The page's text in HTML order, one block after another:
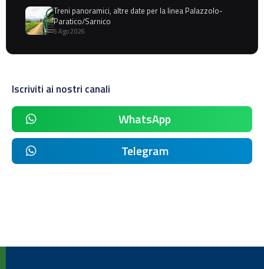
Treni panoramici, altre date per la linea Palazzolo-
Paratico/Sarnico
6 Ago 2026
Iscriviti ai nostri canali
WhatsApp
Telegram